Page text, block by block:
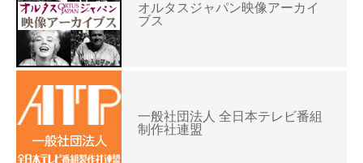
オルタスジャパン映像アーカイ
ブス
一般社団法人 全日本テレビ番組
制作社連盟